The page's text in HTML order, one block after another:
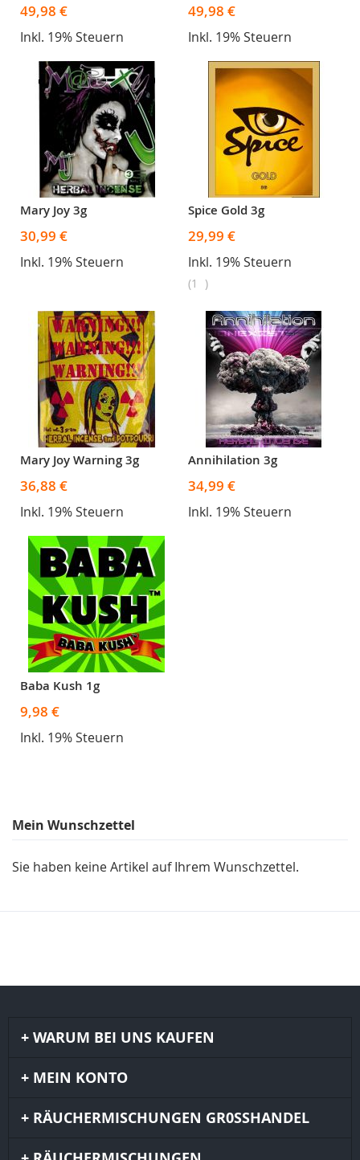
49,98 €
Inkl. 19% Steuern
49,98 €
Inkl. 19% Steuern
Mary Joy 3g
30,99 €
Inkl. 19% Steuern
Spice Gold 3g
29,99 €
Inkl. 19% Steuern
1
Mary Joy Warning 3g
36,88 €
Inkl. 19% Steuern
Annihilation 3g
34,99 €
Inkl. 19% Steuern
Baba Kush 1g
9,98 €
Inkl. 19% Steuern
Mein Wunschzettel
Sie haben keine Artikel auf Ihrem Wunschzettel.
WARUM BEI UNS KAUFEN
MEIN KONTO
RÄUCHERMISCHUNGEN GR0SSHANDEL